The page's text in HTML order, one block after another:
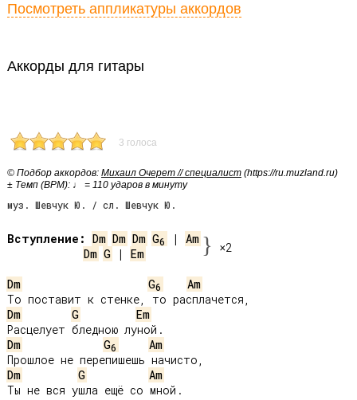
Аккорды для гитары
3 голоса
© Подбор аккордов: Михаил Очерет // специалист (https://ru.muzland.ru)
± Темп (BPM): ♩ = 110 ударов в минуту
муз. Шевчук Ю. / сл. Шевчук Ю.
Вступление: Dm Dm Dm G6 | Am
Dm G | Em } ×2
Dm G6
Am
Dm
G
Em
Dm
G6
Am
Dm
G
Am
Ты не вся ушла ещё со мной.
Посмотреть аппликатуры аккордов